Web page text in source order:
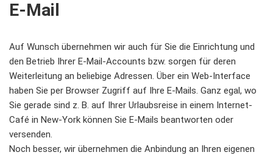
E-Mail
Auf Wunsch übernehmen wir auch für Sie die Einrichtung und
den Betrieb Ihrer E-Mail-Accounts bzw. sorgen für deren
Weiterleitung an beliebige Adressen. Über ein Web-Interface
haben Sie per Browser Zugriff auf Ihre E-Mails. Ganz egal, wo
Sie gerade sind z. B. auf Ihrer Urlaubsreise in einem Internet-
Café in New-York können Sie E-Mails beantworten oder
versenden.
Noch besser, wir übernehmen die Anbindung an Ihren eigenen